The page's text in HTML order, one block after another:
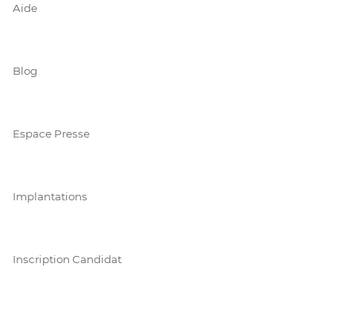
Aide
Blog
Espace Presse
Implantations
Inscription Candidat